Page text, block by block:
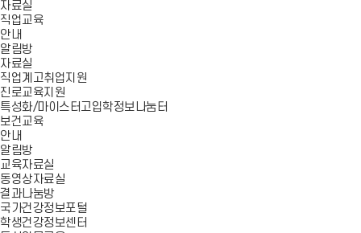
자료실
직업교육
안내
알림방
자료실
직업계고취업지원
진로교육지원
특성화/마이스터고입학정보나눔터
보건교육
안내
알림방
교육자료실
동영상자료실
결과나눔방
국가건강정보포털
학생건강정보센터